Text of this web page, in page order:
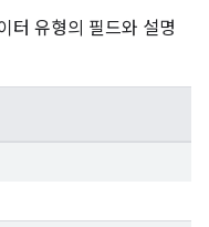
터 유형의 필드와 설명